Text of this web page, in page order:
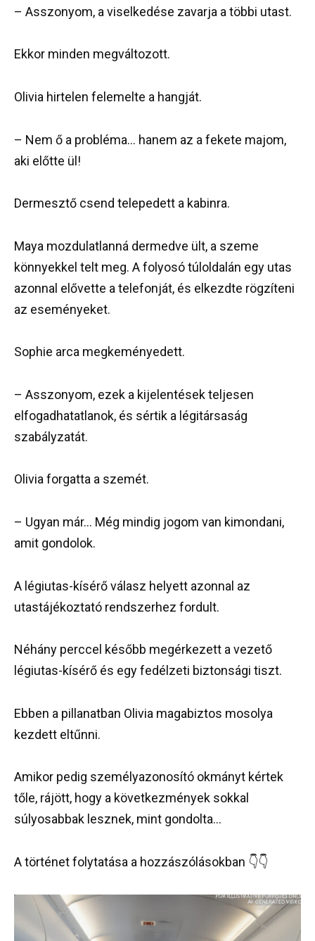
– Asszonyom, a viselkedése zavarja a többi utast.
Ekkor minden megváltozott.
Olivia hirtelen felemelte a hangját.
– Nem ő a probléma… hanem az a fekete majom,
aki előtte ül!
Dermesztő csend telepedett a kabinra.
Maya mozdulatlanná dermedve ült, a szeme
könnyekkel telt meg. A folyosó túloldalán egy utas
azonnal elővette a telefonját, és elkezdte rögzíteni
az eseményeket.
Sophie arca megkeményedett.
– Asszonyom, ezek a kijelentések teljesen
elfogadhatatlanok, és sértik a légitársaság
szabályzatát.
Olivia forgatta a szemét.
– Ugyan már… Még mindig jogom van kimondani,
amit gondolok.
A légiutas-kísérő válasz helyett azonnal az
utastájékoztató rendszerhez fordult.
Néhány perccel később megérkezett a vezető
légiutas-kísérő és egy fedélzeti biztonsági tiszt.
Ebben a pillanatban Olivia magabiztos mosolya
kezdett eltűnni.
Amikor pedig személyazonosító okmányt kértek
tőle, rájött, hogy a következmények sokkal
súlyosabbak lesznek, mint gondolta…
A történet folytatása a hozzászólásokban 👇👇